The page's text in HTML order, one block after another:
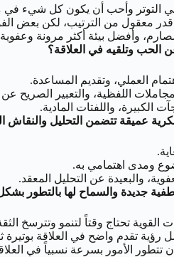
التوتر وأحب أن يكون كل شيء في
معقول من الترتيب، لكن بعض
وأفضل بيئة أكثر مرونة
الحب وتلقيه في العلاقة؟
العملي، وتقديم المساعدة.
اللفظية، والتعبير الصريح
الكبيرة، واللفتات المادية.
عميقة تتضمن التحليل والنقاش
ومدى اهتمامي به.
والبعيدة عن التحليل المعقد.
جديدة والسماح لها بالتطور
القوية تحتاج وقتاً لتنمو وتترسخ
تقدم واضح في العلاقة بوتيرة
الأمور بسرعة نسبياً في